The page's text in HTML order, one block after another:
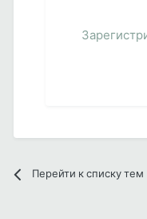
Перейти к списку тем